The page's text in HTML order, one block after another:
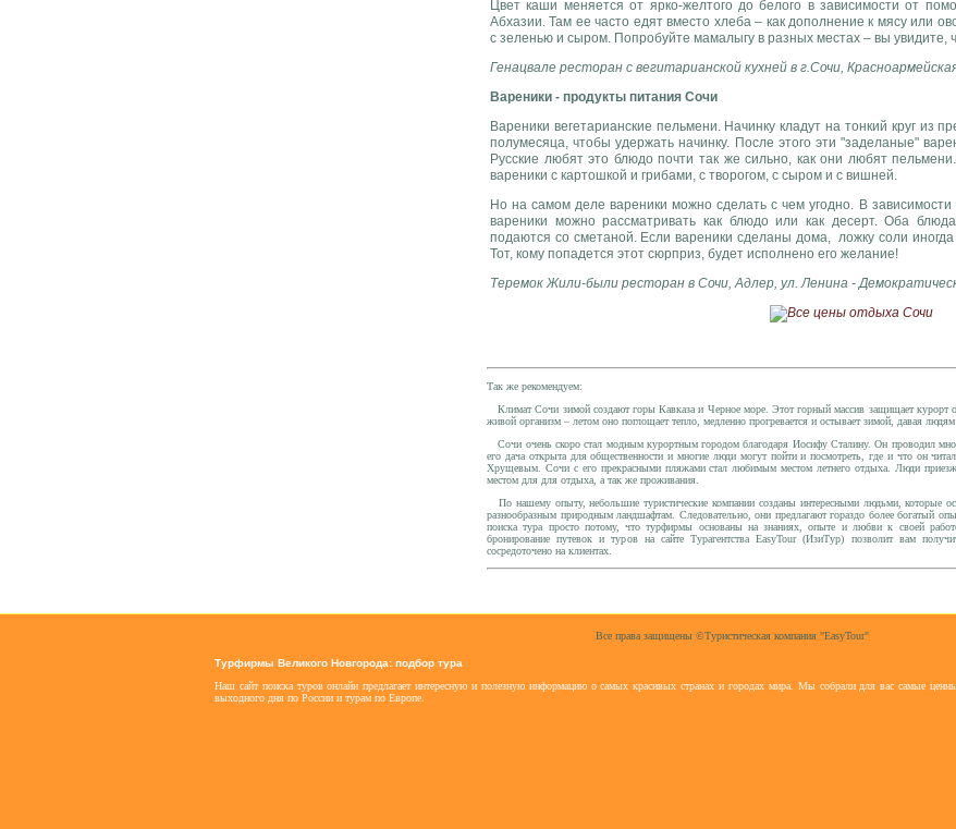
Цвет каши меняется от ярко-желтого до белого в зависимости от
Абхазии. Там ее часто едят вместо хлеба – как дополнение к мясу или
с зеленью и сыром. Попробуйте мамалыгу в разных местах – вы увидите,
Генацвале ресторан с вегитарианской кухней в г.Сочи,
Вареники - продукты питания Сочи
Вареники вегетарианские пельмени. Начинку кладут на тонкий круг из
полумесяца, чтобы удержать начинку. После этого эти "заделаные"
Русские любят это блюдо почти так же сильно, как они любят
вареники с картошкой и грибами, с творогом, с сыром и с вишней.
Но на самом деле вареники можно сделать с чем угодно. В зависимости
вареники можно рассматривать как блюдо или как десерт. Оба
подаются со сметаной. Если вареники сделаны дома, ложку соли
Тот, кому попадется этот сюрприз, будет исполнено его желание!
Теремок Жили-были ресторан в Сочи , Адлер, ул. Ленина -
Так же рекомендуем:
КлиматСочи зимойсоздают горы Кавказа и Черное море. Этот горный массив защищает курорт
живой организм – летом оно поглощает тепло, медленно прогревается и остывает зимой, давая
Сочи очень скоро стал модным курортным городом благодаря Иосифу Сталину. Он проводил
его дача открыта для общественности и многие люди могут пойти и посмотреть, где и что он
Хрущевым. Сочи с его прекрасными пляжами стал любимым местом летнего отдыха. Люди
местом для для отдыха, а так же проживания.
По нашему опыту, небольшие туристические компании созданы интересными людьми, которые
разнообразным природным ландшафтам. Следовательно, они предлагают гораздо более богатый
поиска тура просто потому, что турфирмы основаны на знаниях, опыте и любви к своей
бронирование путевок и туров на сайте Турагентства EasyTour (ИзиТур) позволит вам
сосредоточено на клиентах.
Все права защищены ©Туристическая компания "EasyTour"
Турфирмы Великого Новгорода: подбор тура
Наш сайт поиска туров онлайн предлагает интересную и полезную информацию о самых красивых странах и городах мира. Мы собрали для вас самые
выходного дня по России и турам по Европе.